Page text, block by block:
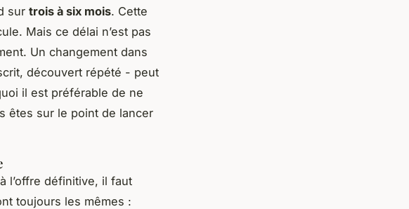
sur trois à six mois. Cette
Mais ce délai n’est pas
Un changement dans
découvert répété - peut
il est préférable de ne
êtes sur le point de lancer
l’offre définitive, il faut
toujours les mêmes :